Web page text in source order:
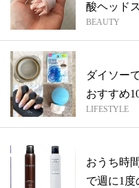
酸ヘッド
BEAUTY
ダイソー
おすすめ
LIFESTYLE
おうち時
で週に1